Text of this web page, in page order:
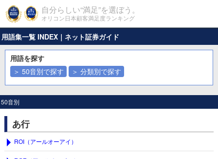
自分らしい“満足”を選ぼう。
オリコン日本顧客満足度ランキング
用語集一覧 INDEX｜ネット証券ガイド
用語を探す
＞ 50音別で探す
＞ 分類別で探す
50音別
あ行
ROI（アールオーアイ）